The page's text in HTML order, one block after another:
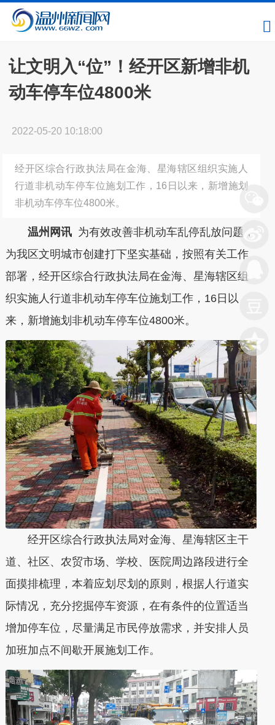
让文明入“位”！经开区新增非机
动车停车位4800米
2022-05-20 10:18:00
经开区综合行政执法局在金海、星海辖区组织实施人
行道非机动车停车位施划工作，16日以来，新增施划
非机动车停车位4800米。
温州网讯为有效改善非机动车乱停乱放问题，
为我区文明城市创建打下坚实基础，按照有关工作
部署，经开区综合行政执法局在金海、星海辖区组
织实施人行道非机动车停车位施划工作，16日以
来，新增施划非机动车停车位4800米。
经开区综合行政执法局对金海、星海辖区主干
道、社区、农贸市场、学校、医院周边路段进行全
面摸排梳理，本着应划尽划的原则，根据人行道实
际情况，充分挖掘停车资源，在有条件的位置适当
增加停车位，尽量满足市民停放需求，并安排人员
加班加点不间歇开展施划工作。